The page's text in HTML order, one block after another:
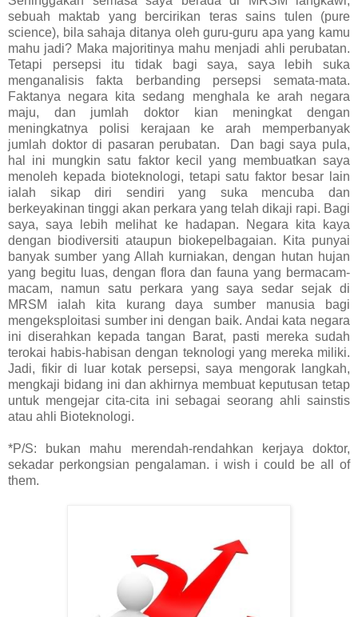
sebuah maktab yang bercirikan teras sains tulen (pure
science), bila sahaja ditanya oleh guru-guru apa yang kamu
mahu jadi? Maka majoritinya mahu menjadi ahli perubatan.
Tetapi persepsi itu tidak bagi saya, saya lebih suka
menganalisis fakta berbanding persepsi semata-mata.
Faktanya negara kita sedang menghala ke arah negara
maju, dan jumlah doktor kian meningkat dengan
meningkatnya polisi kerajaan ke arah memperbanyak
jumlah doktor di pasaran perubatan. Dan bagi saya pula,
hal ini mungkin satu faktor kecil yang membuatkan saya
menoleh kepada bioteknologi, tetapi satu faktor besar lain
ialah sikap diri sendiri yang suka mencuba dan
berkeyakinan tinggi akan perkara yang telah dikaji rapi. Bagi
saya, saya lebih melihat ke hadapan. Negara kita kaya
dengan biodiversiti ataupun biokepelbagaian. Kita punyai
banyak sumber yang Allah kurniakan, dengan hutan hujan
yang begitu luas, dengan flora dan fauna yang bermacam-
macam, namun satu perkara yang saya sedar sejak di
MRSM ialah kita kurang daya sumber manusia bagi
mengeksploitasi sumber ini dengan baik. Andai kata negara
ini diserahkan kepada tangan Barat, pasti mereka sudah
terokai habis-habisan dengan teknologi yang mereka miliki.
Jadi, fikir di luar kotak persepsi, saya mengorak langkah,
mengkaji bidang ini dan akhirnya membuat keputusan tetap
untuk mengejar cita-cita ini sebagai seorang ahli sainstis
atau ahli Bioteknologi.
*P/S: bukan mahu merendah-rendahkan kerjaya doktor,
sekadar perkongsian pengalaman. i wish i could be all of
them.